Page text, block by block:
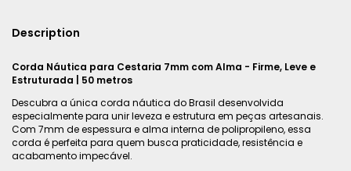
Description
Corda Náutica para Cestaria 7mm com Alma - Firme, Leve e
Estruturada | 50 metros
Descubra a única corda náutica do Brasil desenvolvida
especialmente para unir leveza e estrutura em peças artesanais.
Com 7mm de espessura e alma interna de polipropileno, essa
corda é perfeita para quem busca praticidade, resistência e
acabamento impecável.